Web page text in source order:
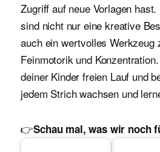
Zugriff auf neue Vorlagen
sind nicht nur eine kreative
auch ein wertvolles Werkzeug
Feinmotorik und
deiner Kinder freien Lauf und
jedem Strich wachsen und
👉Schau mal, was wir noch